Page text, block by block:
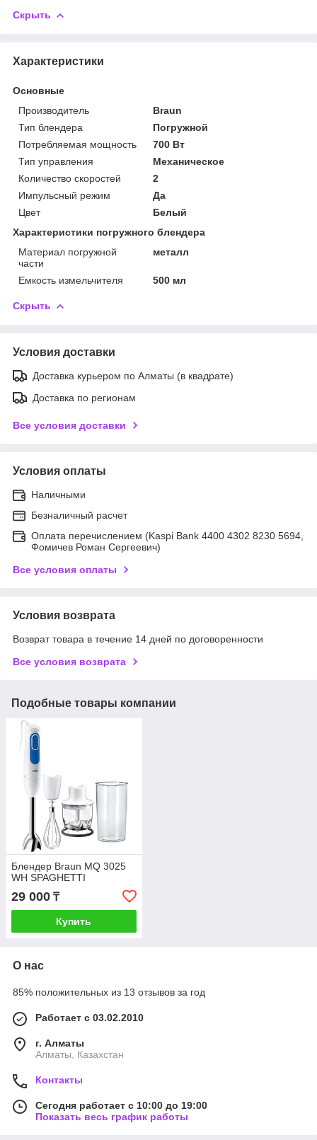
Скрыть
Характеристики
Основные
Производитель
Braun
Тип блендера
Погружной
Потребляемая мощность
700 Вт
Тип управления
Механическое
Количество скоростей
2
Импульсный режим
Да
Цвет
Белый
Характеристики погружного блендера
Материал погружной
части
металл
Емкость измельчителя 500 мл
Скрыть
Условия доставки
Доставка курьером по Алматы (в квадрате)
Доставка по регионам
Все условия доставки
Условия оплаты
Наличными
Безналичный расчет
Оплата перечислением (Kaspi Bank 4400 4302 8230 5694,
Фомичев Роман Сергеевич)
Все условия оплаты
Условия возврата
Возврат товара в течение 14 дней по договоренности
Все условия возврата
Подобные товары компании
Блендер Braun MQ 3025
WH SPAGHETTI
29 000 ₸
Купить
О нас
85% положительных из 13 отзывов за год
Работает с 03.02.2010
г. Алматы
Алматы, Казахстан
Контакты
Сегодня работает с 10:00 до 19:00
Показать весь график работы